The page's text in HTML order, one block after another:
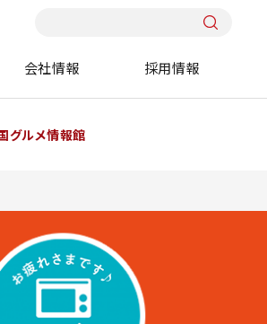
会社情報 採用情報
グルメ情報館